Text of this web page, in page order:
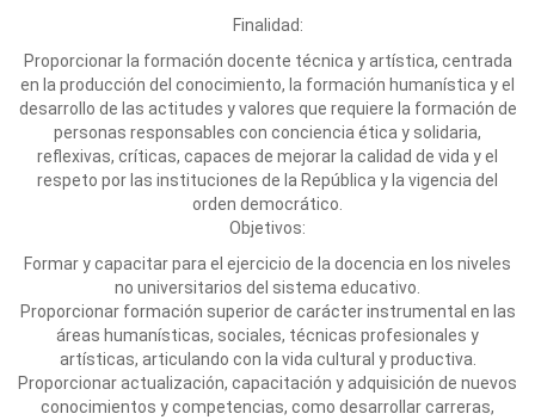
Finalidad:
Proporcionar la formación docente técnica y artística, centrada
en la producción del conocimiento, la formación humanística y el
desarrollo de las actitudes y valores que requiere la formación de
personas responsables con conciencia ética y solidaria,
reflexivas, críticas, capaces de mejorar la calidad de vida y el
respeto por las instituciones de la República y la vigencia del
orden democrático.
Objetivos:
Formar y capacitar para el ejercicio de la docencia en los niveles
no universitarios del sistema educativo.
Proporcionar formación superior de carácter instrumental en las
áreas humanísticas, sociales, técnicas profesionales y
artísticas, articulando con la vida cultural y productiva.
Proporcionar actualización, capacitación y adquisición de nuevos
conocimientos y competencias, como desarrollar carreras,